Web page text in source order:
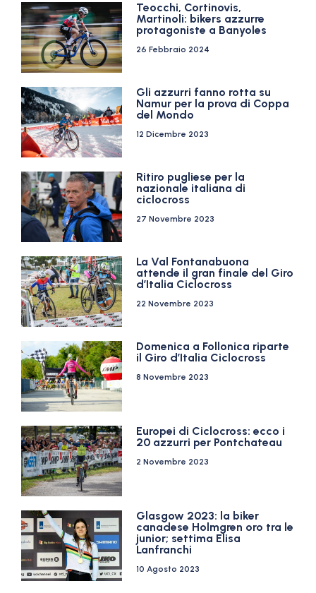
Teocchi, Cortinovis,
Martinoli: bikers azzurre
protagoniste a Banyoles
26 Febbraio 2024
Gli azzurri fanno rotta su
Namur per la prova di Coppa
del Mondo
12 Dicembre 2023
Ritiro pugliese per la
nazionale italiana di
ciclocross
27 Novembre 2023
La Val Fontanabuona
attende il gran finale del Giro
d’Italia Ciclocross
22 Novembre 2023
Domenica a Follonica riparte
il Giro d’Italia Ciclocross
8 Novembre 2023
Europei di Ciclocross: ecco i
20 azzurri per Pontchateau
2 Novembre 2023
Glasgow 2023: la biker
canadese Holmgren oro tra le
junior; settima Elisa
Lanfranchi
10 Agosto 2023